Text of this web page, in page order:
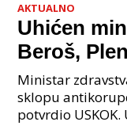
AKTUALNO
Uhićen
Beroš,
Istraga
Ministar
sklopu
potvrdio